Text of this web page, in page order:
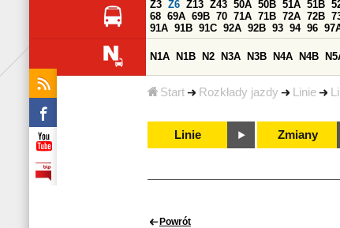
Start Rozkłady jazdy Linie
Z3 Z6 Z13 Z43 50A 50B 51A 51B
68 69A 69B 70 71A 71B 72A 72B
91A 91B 91C 92A 92B 93 94 96
N1A N1B N2 N3A N3B N4A N4B
Linie Zmiany
Powrót